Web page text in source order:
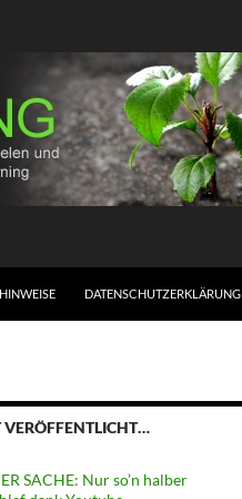
DATENSCHUTZERKLÄRUNG
VERÖFFENTLICHT…
SACHE: Nur so’n halber